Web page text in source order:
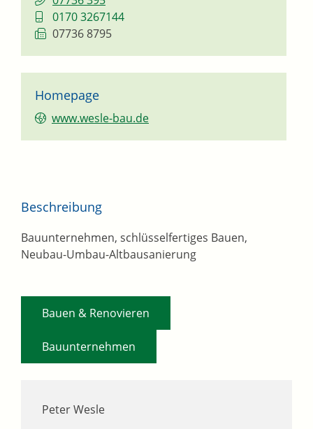
0170 3267144
07736 8795
Homepage
www.wesle-bau.de
Peter Wesle
Beschreibung
Bauunternehmen, schlüsselfertiges Bauen,
Neubau-Umbau-Altbausanierung
Bauen & Renovieren
Bauunternehmen